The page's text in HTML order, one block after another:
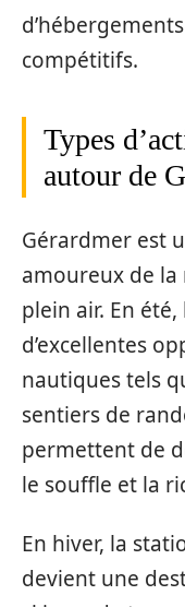
compétitifs.
Types
autour de
Gérardmer est
amoureux de la
plein air. En
d’excellentes
nautiques tels
sentiers de
permettent de
le souffle et la
En hiver, la
devient une